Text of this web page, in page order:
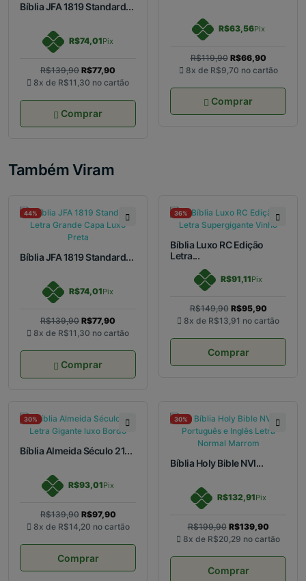
Bíblia JFA 1819 Standard...
R$74,01Pix
R$139,90 R$77,90
8x de R$11,30 no cartão
Comprar
R$63,56Pix
R$119,90 R$66,90
8x de R$9,70 no cartão
Comprar
Também Viram
44%
Bíblia JFA 1819 Standard...
R$74,01Pix
R$139,90 R$77,90
8x de R$11,30 no cartão
Comprar
36%
Bíblia Luxo RC Edição
Letra...
R$91,11Pix
R$149,90 R$95,90
8x de R$13,91 no cartão
Comprar
30%
Bíblia Almeida Século 21...
R$93,01Pix
R$139,90 R$97,90
8x de R$14,20 no cartão
Comprar
30%
Bíblia Holy Bible NVI...
R$132,91Pix
R$199,90 R$139,90
8x de R$20,29 no cartão
Comprar